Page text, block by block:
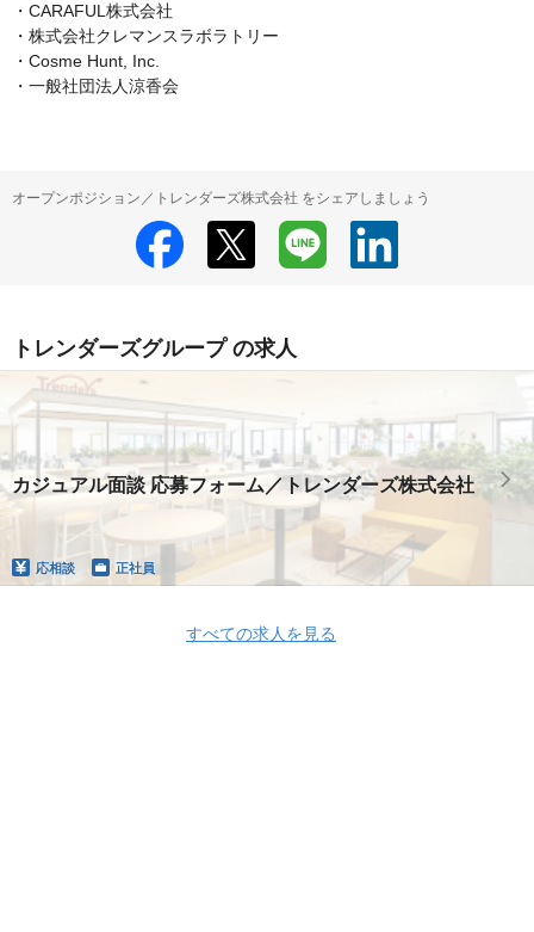
・CARAFUL株式会社
・株式会社クレマンスラボラトリー
・Cosme Hunt, Inc.
・一般社団法人涼香会
オープンポジション／トレンダーズ株式会社 をシェアしましょう
トレンダーズグループ の求人
カジュアル面談 応募フォーム／トレンダーズ株式会社
応相談 正社員
すべての求人を見る